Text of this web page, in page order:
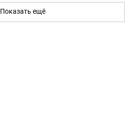
Показать ещё